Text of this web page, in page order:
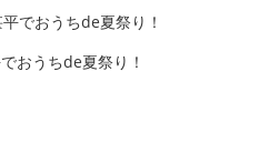
おうちde夏祭り！